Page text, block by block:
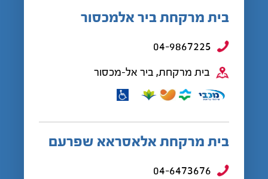
בית מרקחת ביר אלמכסור
04-9867225
בית מרקחת, ביר אל-מכסור
בית מרקחת אלאסראא שפרעם
04-6473676